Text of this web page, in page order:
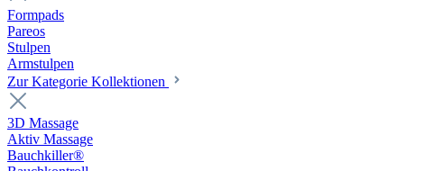
Formpads
Pareos
Stulpen
Armstulpen
Zur Kategorie Kollektionen
3D Massage
Aktiv Massage
Bauchkiller®